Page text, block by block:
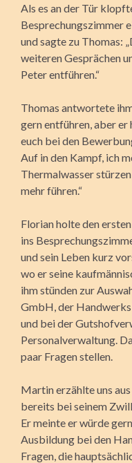
Als es an der Tür
Besprechungszimmer
und sagte zu Thomas:
weiteren Gesprächen
Peter entführen.“
Thomas antwortete
gern entführen, aber
euch bei den
Auf in den Kampf, ich
Thermalwasser
mehr führen.“
Florian holte den
ins
und sein Leben kurz
wo er seine
ihm stünden zur
GmbH, der
und bei der
Personalverwaltung.
paar Fragen stellen.
Martin erzählte uns
bereits bei seinem
Er meinte er würde
Ausbildung bei den
Fragen, die